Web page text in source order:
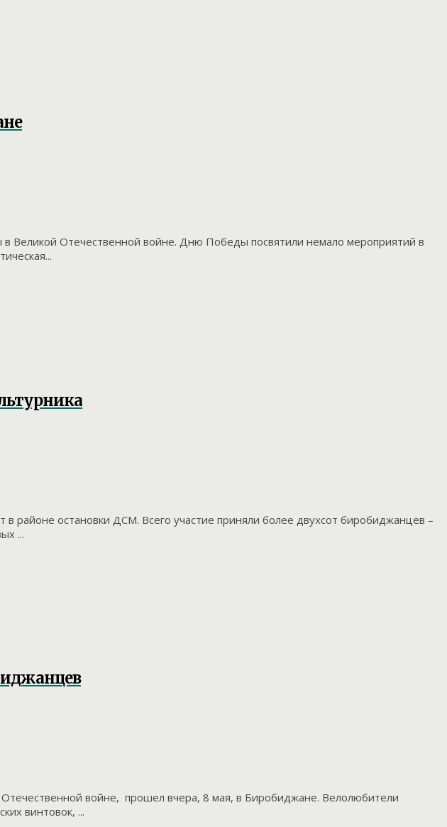
Великой Отечественной войне. Дню Победы посвятили немало мероприятий в
районе остановки ДСМ. Всего участие приняли более двухсот биробиджанцев –
...
войне, прошел вчера, 8 мая, в Биробиджане. Велолюбители
винтовок, ...